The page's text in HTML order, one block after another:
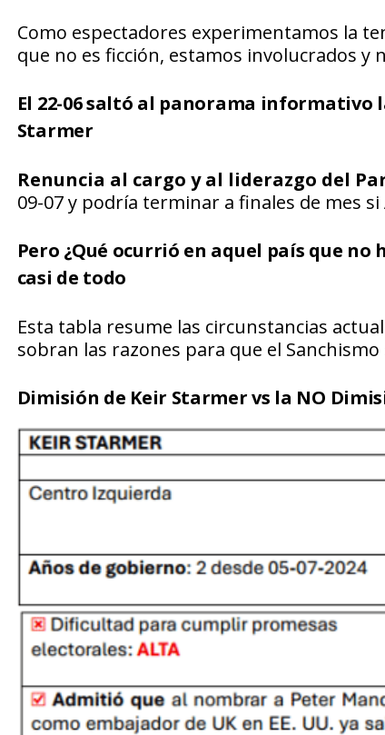
Como espectadores experimentamos la
que no es ficción, estamos involucrados y
El 22-06 saltó al panorama
Starmer
Renuncia al cargo y al liderazgo del
09-07 y podría terminar a finales de mes
Pero ¿Qué ocurrió en aquel país que
casi de todo
Esta tabla resume las circunstancias
sobran las razones para que el Sanchismo
Dimisión de Keir Starmer vs la NO